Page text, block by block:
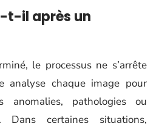
t-il après un
le processus ne s’arrête
analyse chaque image pour
anomalies, pathologies ou
certaines situations,